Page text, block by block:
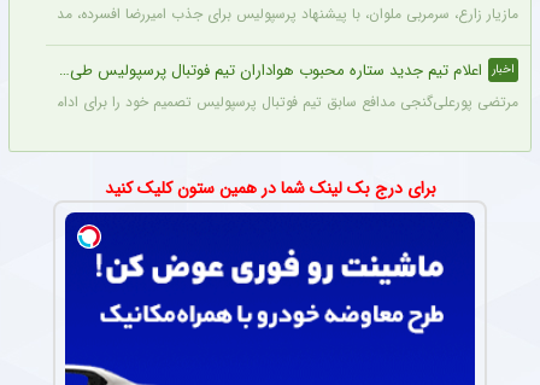
مازیار زارع، سرمربی ملوان، با پیشنهاد پرسپولیس برای جذب امیررضا افسرده، مدافع
اخبار اعلام تیم جدید ستاره محبوب هواداران تیم فوتبال پرسپولیس طی ۴۸ ساعت آینده
مرتضی پورعلی‌گنجی مدافع سابق تیم فوتبال پرسپولیس تصمیم خود را برای ادامه
برای درج بک لینک شما در همین ستون کلیک کنید